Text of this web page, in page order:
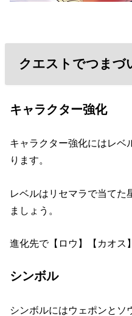
クエストでつまづ
キャラクター強化
キャラクター強化にはレベ
ります。
レベルはリセマラで当てた
ましょう。
進化先で【ロウ】【カオス
シンボル
シンボルにはウェポンとソ